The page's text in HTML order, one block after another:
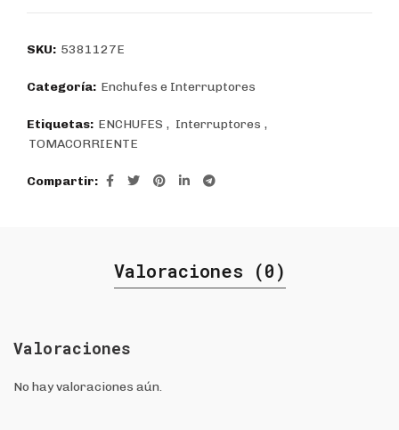
SKU: 5381127E
Categoría: Enchufes e Interruptores
Etiquetas: ENCHUFES , Interruptores ,
TOMACORRIENTE
Compartir
Valoraciones (0)
Valoraciones
No hay valoraciones aún.